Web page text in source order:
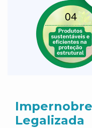
Legalizada